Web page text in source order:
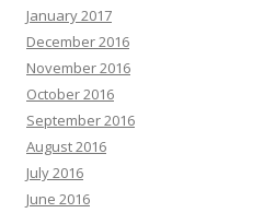
January 2017
December 2016
November 2016
October 2016
September 2016
August 2016
July 2016
June 2016